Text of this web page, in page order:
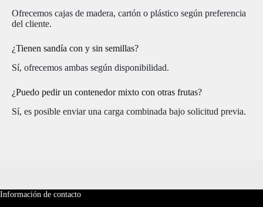
Ofrecemos cajas de madera, cartón o plástico según preferencia
del cliente.
¿Tienen sandía con y sin semillas?
Sí, ofrecemos ambas según disponibilidad.
¿Puedo pedir un contenedor mixto con otras frutas?
Sí, es posible enviar una carga combinada bajo solicitud previa.
Información de contacto